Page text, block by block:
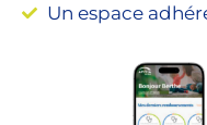
Un espace